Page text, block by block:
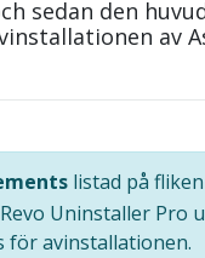
sedan den
av
listad på
Uninstaller Pro
för avinstallationen.